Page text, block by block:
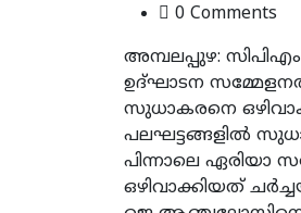
0 Comments
അമ്പലപ്പുഴ:
ഉദ്ഘാടന
സുധാകരനെ
പലഘട്ടങ്ങളില്‍
പിന്നാലെ ഏരിയാ
ഒഴിവാക്കിയത്